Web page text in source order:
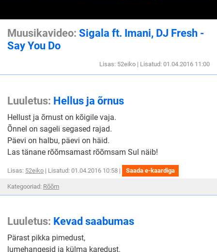
Muusikavideo: Sigala ft. Imani, DJ Fresh -
Say You Do
Lisas: 52eiko | Lisatud: 01.04.2016 11:00
Luuletus: Hellus ja õrnus
Hellust ja õrnust on kõigile vaja.
Õnnel on sageli segased rajad.
Päevi on halbu, päevi on häid.
Las tänane rõõmsamast rõõmsam Sul näib!
Lisas: 52eiko | Lisatud: 01.04.2016 10:58 | Saada e-kaardiga
Kategooriad: Rõõm
Luuletus: Kevad saabumas
Pärast pikka pimedust,
lumehangesid ja külma karedust.